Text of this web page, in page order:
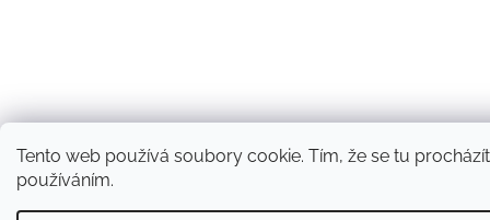
Tento web používá soubory cookie. Tím, že se tu
používáním.